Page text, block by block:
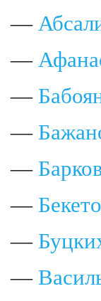
—
—
—
—
—
—
—
—